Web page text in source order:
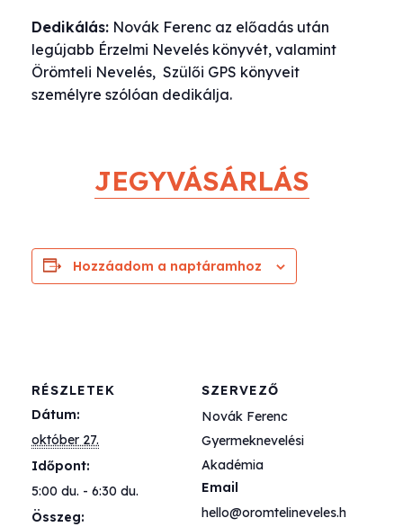
Dedikálás: Novák Ferenc az előadás után
legújabb Érzelmi Nevelés könyvét, valamint
Örömteli Nevelés, Szülői GPS könyveit
személyre szólóan dedikálja.
JEGYVÁSÁRLÁS
Hozzáadom a naptáramhoz
RÉSZLETEK
Dátum:
október 27.
Időpont:
5:00 du. - 6:30 du.
Összeg:
SZERVEZŐ
Novák Ferenc
Gyermeknevelési
Akadémia
Email
hello@oromtelineveles.h